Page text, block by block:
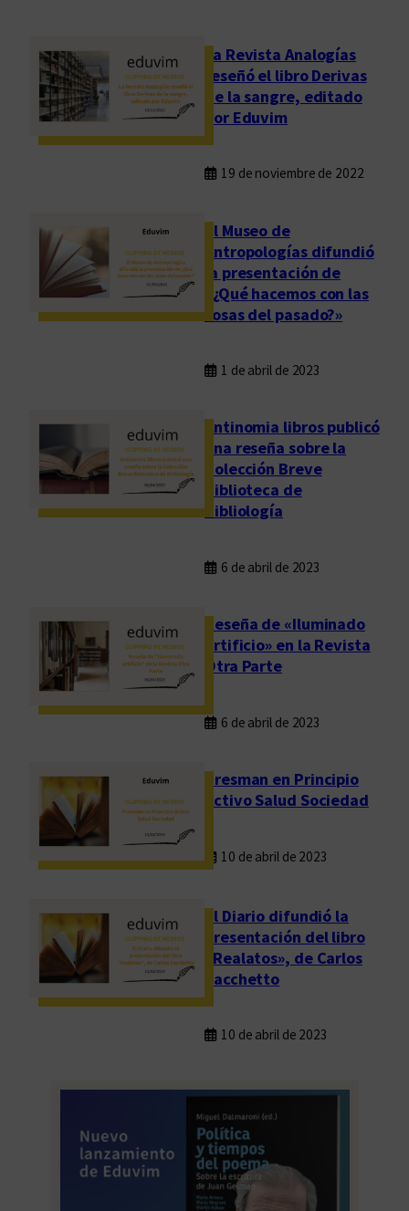
La Revista Analogías
reseñó el libro Derivas
de la sangre, editado
por Eduvim
19 de noviembre de 2022
El Museo de
Antropologías difundió
la presentación de
«¿Qué hacemos con las
cosas del pasado?»
1 de abril de 2023
Antinomia libros publicó
una reseña sobre la
Colección Breve
Biblioteca de
Bibliología
6 de abril de 2023
Reseña de «Iluminado
artificio» en la Revista
Otra Parte
6 de abril de 2023
Presman en Principio
Activo Salud Sociedad
10 de abril de 2023
El Diario difundió la
presentación del libro
«Realatos», de Carlos
Sacchetto
10 de abril de 2023